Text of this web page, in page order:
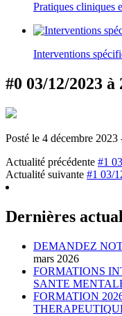
Pratiques cliniques
Interventions
#0 03/12/2023 à
Posté le 4 décembre 2023
Actualité précédente #1
Actualité suivante #1 03/
Dernières
DEMANDEZ
mars 2026
FORMATIONS
SANTE
FORMATION